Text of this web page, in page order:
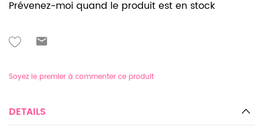
Prévenez-moi quand le produit est en stock
Soyez le premier à commenter ce produit
DETAILS